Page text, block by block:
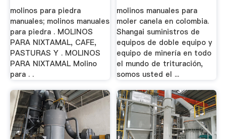
molinos para piedra
manuales; molinos manuales
para piedra . MOLINOS
PARA NIXTAMAL, CAFE,
PASTURAS Y . MOLINOS
PARA NIXTAMAL Molino
para . .
molinos manuales para
moler canela en colombia.
Shangai suministros de
equipos de doble equipo y
equipo de minería en todo
el mundo de trituración,
somos usted el ...